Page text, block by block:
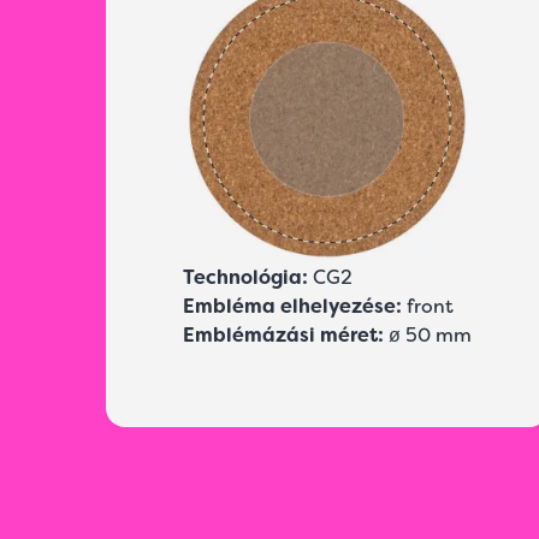
Technológia: CG2
Embléma elhelyezése: front
Emblémázási méret: ø 50 mm